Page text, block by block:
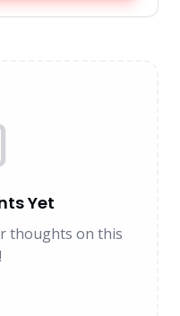
Yet
thoughts on this